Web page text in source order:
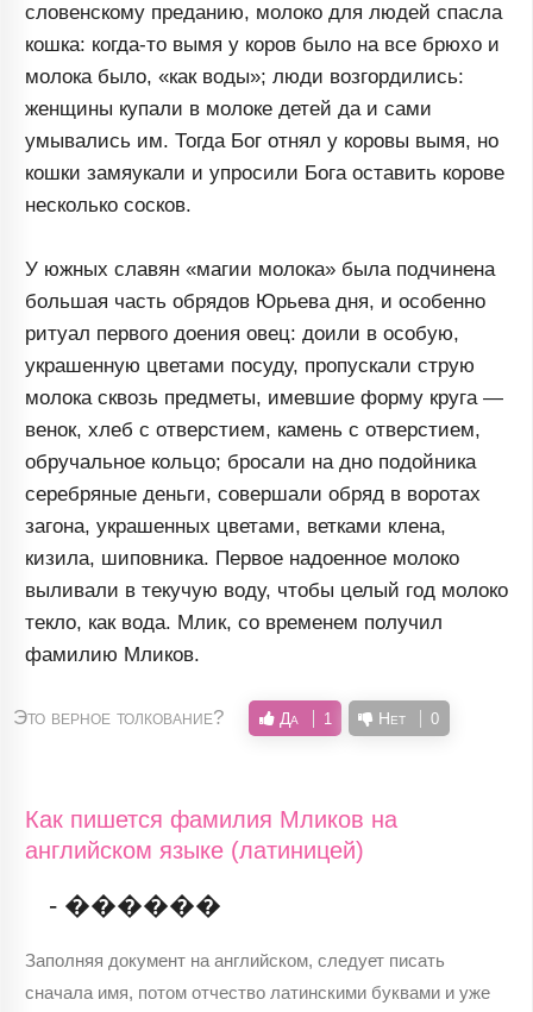
словенскому преданию, молоко для людей спасла
кошка: когда-то вымя у коров было на все брюхо и
молока было, «как воды»; люди возгордились:
женщины купали в молоке детей да и сами
умывались им. Тогда Бог отнял у коровы вымя, но
кошки замяукали и упросили Бога оставить корове
несколько сосков.
У южных славян «магии молока» была подчинена
большая часть обрядов Юрьева дня, и особенно
ритуал первого доения овец: доили в особую,
украшенную цветами посуду, пропускали струю
молока сквозь предметы, имевшие форму круга —
венок, хлеб с отверстием, камень с отверстием,
обручальное кольцо; бросали на дно подойника
серебряные деньги, совершали обряд в воротах
загона, украшенных цветами, ветками клена,
кизила, шиповника. Первое надоенное молоко
выливали в текучую воду, чтобы целый год молоко
текло, как вода. Млик, со временем получил
фамилию Мликов.
Это верное толкование? Да 1 Нет 0
Как пишется фамилия Мликов на
английском языке (латиницей)
- ������
Заполняя документ на английском, следует писать
сначала имя, потом отчество латинскими буквами и уже